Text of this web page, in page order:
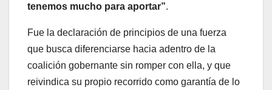
tenemos mucho para aportar”.
Fue la declaración de principios de una fuerza
que busca diferenciarse hacia adentro de la
coalición gobernante sin romper con ella, y que
reivindica su propio recorrido como garantía de lo